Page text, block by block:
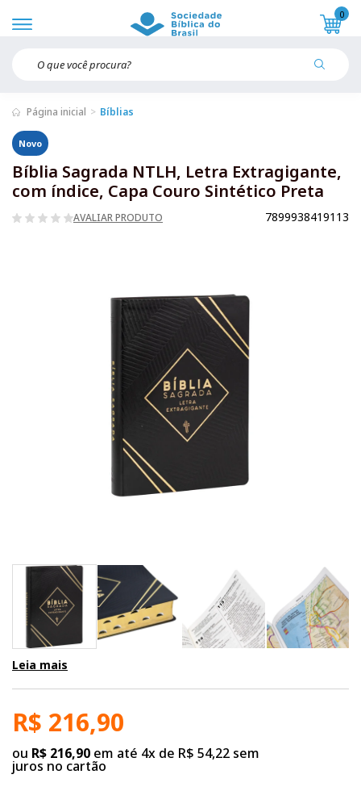
0
Página inicial Bíblias
Novo
Bíblia Sagrada NTLH, Letra Extragigante,
com índice, Capa Couro Sintético Preta
AVALIAR PRODUTO 7899938419113
Leia mais
R$ 216,90
ou R$ 216,90 em até 4x de R$ 54,22 sem
juros no cartão